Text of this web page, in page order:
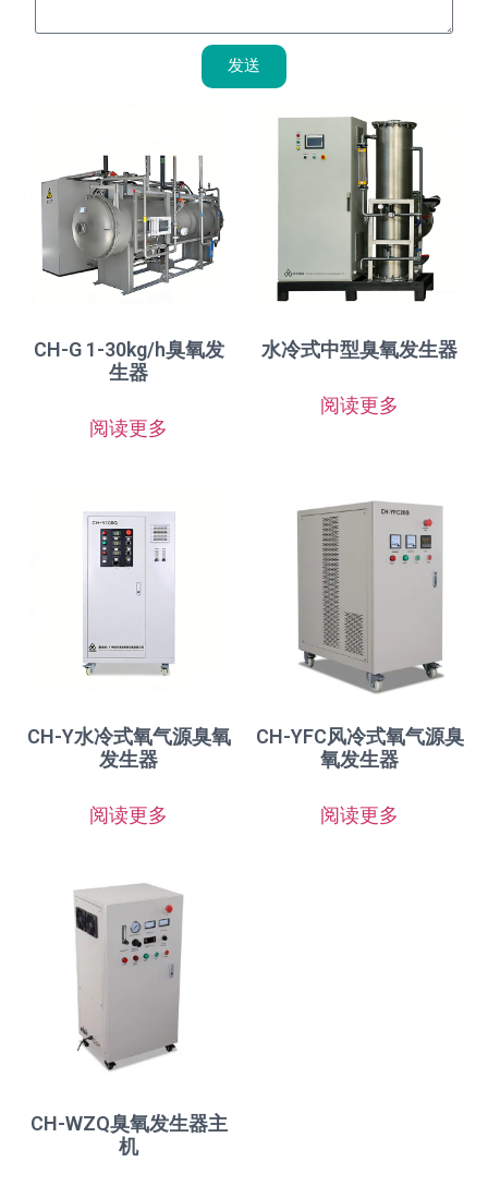
发送
CH-G 1-30kg/h臭氧发
生器
阅读更多
水冷式中型臭氧发生器
阅读更多
CH-Y水冷式氧气源臭氧
发生器
阅读更多
CH-YFC风冷式氧气源臭
氧发生器
阅读更多
CH-WZQ臭氧发生器主
机